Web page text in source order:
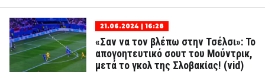
21.06.2024 | 16:28
«Σαν να τον βλέπω στην Τσέλσι»: Το
απογοητευτικό σουτ του Μούντρικ,
μετά το γκολ της Σλοβακίας! (vid)